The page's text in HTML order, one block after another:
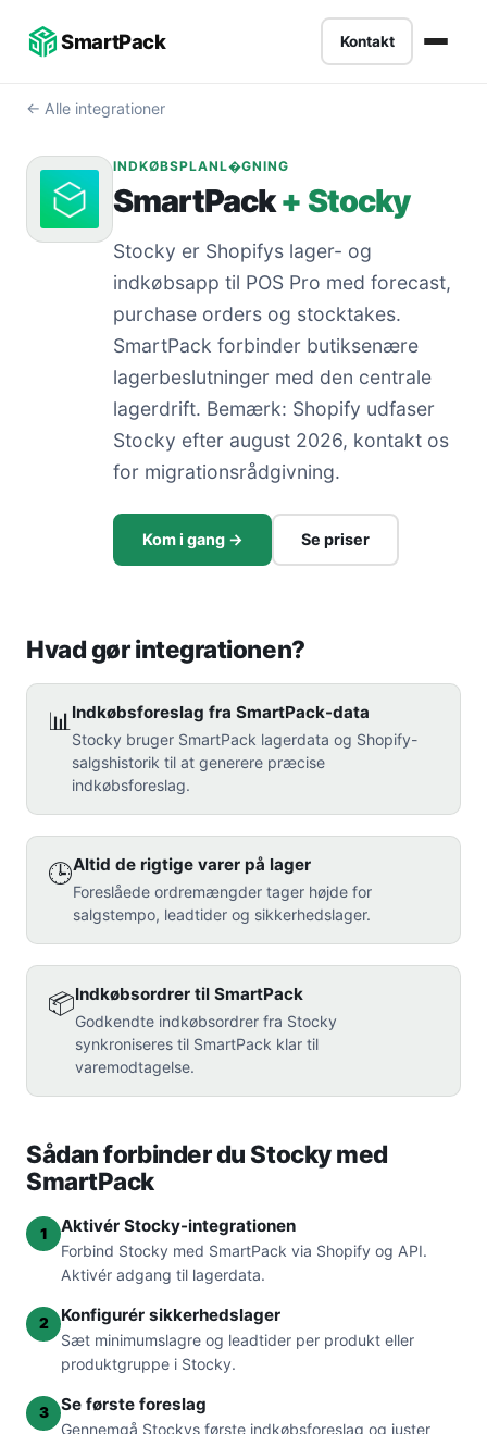
SmartPack Kontakt
← Alle integrationer
INDKØBSPLANL�GNING
SmartPack+ Stocky
Stocky er Shopifys lager- og
indkøbsapp til POS Pro med forecast,
purchase orders og stocktakes.
SmartPack forbinder butiksenære
lagerbeslutninger med den centrale
lagerdrift. Bemærk: Shopify udfaser
Stocky efter august 2026, kontakt os
for migrationsrådgivning.
Kom i gang → Se priser
Hvad gør integrationen?
📊 Indkøbsforeslag fra SmartPack-data
Stocky bruger SmartPack lagerdata og Shopify-
salgshistorik til at generere præcise
indkøbsforeslag.
🕒Altid de rigtige varer på lager
Foreslåede ordremængder tager højde for
salgstempo, leadtider og sikkerhedslager.
📦Indkøbsordrer til SmartPack
Godkendte indkøbsordrer fra Stocky
synkroniseres til SmartPack klar til
varemodtagelse.
Sådan forbinder du Stocky med
SmartPack
1 Aktivér Stocky-integrationen
Forbind Stocky med SmartPack via Shopify og API.
Aktivér adgang til lagerdata.
2 Konfigurér sikkerhedslager
Sæt minimumslagre og leadtider per produkt eller
produktgruppe i Stocky.
3 Se første foreslag
Gennemgå Stockys første indkøbsforeslag og juster